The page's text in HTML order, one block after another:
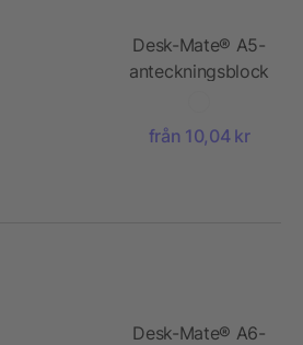
Desk-Mate® A5-
anteckningsblock
från 10,04 kr
Desk-Mate® A6-